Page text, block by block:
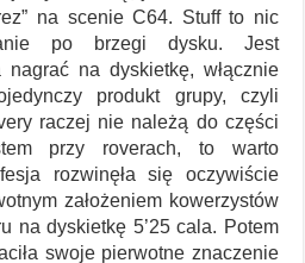
na scenie C64. Stuff to nic
po brzegi dysku. Jest
na dyskietkę, włącznie
produkt grupy, czyli
raczej nie należą do części
przy roverach, to warto
rozwinęła się oczywiście
założeniem kowerzystów
na dyskietkę 5’25 cala. Potem
swoje pierwotne znaczenie